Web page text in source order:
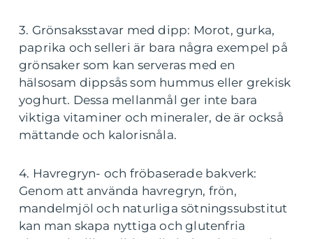
3. Grönsaksstavar med dipp: Morot, gurka,
paprika och selleri är bara några exempel på
grönsaker som kan serveras med en
hälsosam dippsås som hummus eller grekisk
yoghurt. Dessa mellanmål ger inte bara
viktiga vitaminer och mineraler, de är också
mättande och kalorisnåla.
4. Havregryn- och fröbaserade bakverk:
Genom att använda havregryn, frön,
mandelmjöl och naturliga sötningssubstitut
kan man skapa nyttiga och glutenfria